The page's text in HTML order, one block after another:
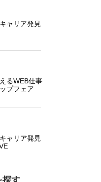
ャリア発見
るWEB仕事
プフェア
ャリア発見
探す